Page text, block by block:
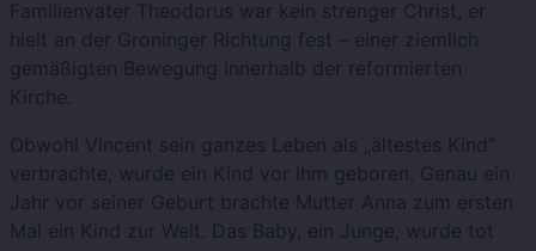
Familienvater Theodorus war kein strenger Christ, er
hielt an der Groninger Richtung fest – einer ziemlich
gemäßigten Bewegung innerhalb der reformierten
Kirche.
Obwohl Vincent sein ganzes Leben als „ältestes Kind“
verbrachte, wurde ein Kind vor ihm geboren. Genau ein
Jahr vor seiner Geburt brachte Mutter Anna zum ersten
Mal ein Kind zur Welt. Das Baby, ein Junge, wurde tot